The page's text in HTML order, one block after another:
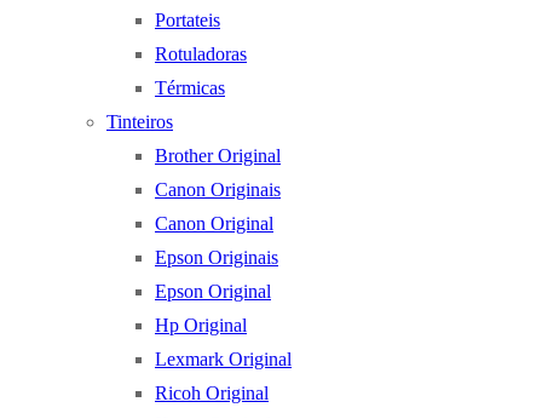
Portateis
Rotuladoras
Térmicas
Tinteiros
Brother Original
Canon Originais
Canon Original
Epson Originais
Epson Original
Hp Original
Lexmark Original
Ricoh Original